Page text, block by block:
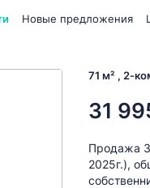
Новые предложения
71 м² , 2-
31
Продажа
2025г.),